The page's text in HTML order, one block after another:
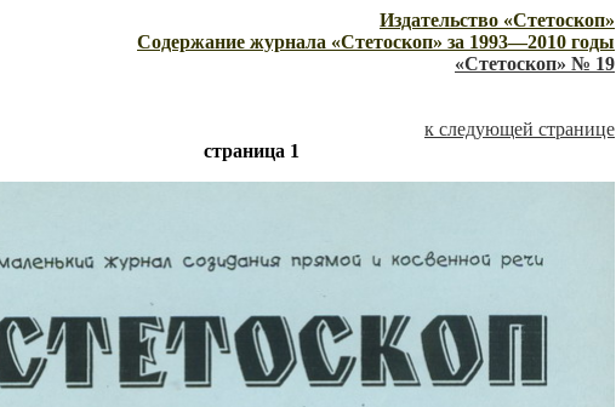
Издательство «Стетоскоп»
Содержание журнала «Стетоскоп» за 1993—2010 годы
«Стетоскоп» № 19
к следующей странице
страница 1